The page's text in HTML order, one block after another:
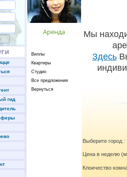
гид
Аренда
Виллы
Квартиры
Студио
Все предложения
Вернуться
Мы
Здесь
Выберите город :
Цена в неделю
Клоичество